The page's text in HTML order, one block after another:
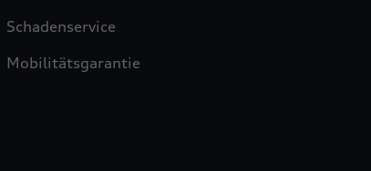
Schadenservice
Mobilitätsgarantie